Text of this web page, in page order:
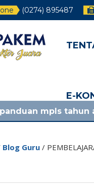
(0274) 895487
E-
ajaran 2026/
Blog Guru/